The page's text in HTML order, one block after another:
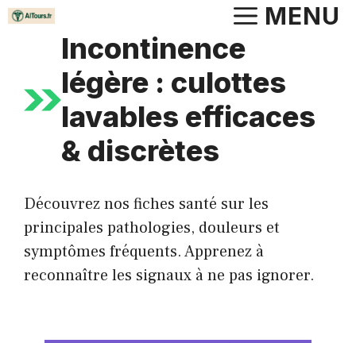
Aller
MENU
Incontinence
légère : culottes
lavables efficaces
& discrètes
Découvrez nos fiches santé sur les
principales pathologies, douleurs et
symptômes fréquents. Apprenez à
reconnaître les signaux à ne pas ignorer.